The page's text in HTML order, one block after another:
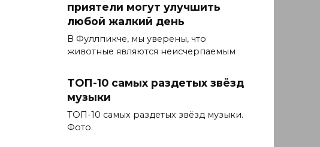
приятели могут улучшить
любой жалкий день
В Фуллпикче, мы уверены, что
животные являются неисчерпаемым
ТОП-10 самых раздетых звёзд
музыки
ТОП-10 самых раздетых звёзд музыки.
Фото.